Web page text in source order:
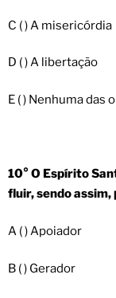
C ( ) A misericórdia
D ( ) A libertação
E ( ) Nenhuma das
10° O Espírito
fluir, sendo assim,
A ( ) Apoiador
B ( ) Gerador